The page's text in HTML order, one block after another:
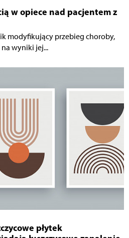
w opiece nad pacjentem z
modyfikujący przebieg choroby,
wyniki jej...
płytek